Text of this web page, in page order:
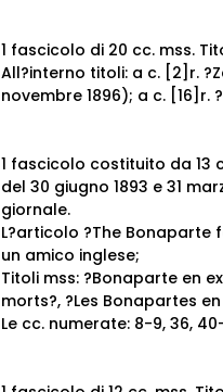
1 fascicolo di 20 cc. mss.
All?interno titoli: a c. [2]r.
novembre 1896); a c. [16]r.
1 fascicolo costituito da 13
del 30 giugno 1893 e 31
giornale.
L?articolo ?The Bonaparte
un amico inglese;
Titoli mss: ?Bonaparte en
morts?, ?Les Bonapartes
Le cc. numerate: 8-9, 36,